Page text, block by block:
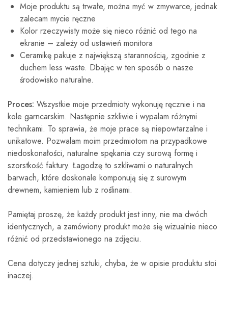
Moje produktu są trwałe, można myć w zmywarce, jednak
zalecam mycie ręczne
Kolor rzeczywisty może się nieco różnić od tego na
ekranie – zależy od ustawień monitora
Ceramikę pakuje z największą starannością, zgodnie z
duchem less waste. Dbając w ten sposób o nasze
środowisko naturalne.
Proces: Wszystkie moje przedmioty wykonuję ręcznie i na
kole garncarskim. Następnie szkliwie i wypalam różnymi
technikami. To sprawia, że moje prace są niepowtarzalne i
unikatowe. Pozwalam moim przedmiotom na przypadkowe
niedoskonałości, naturalne spękania czy surową formę i
szorstkość faktury. Łagodzę to szkliwami o naturalnych
barwach, które doskonale komponują się z surowym
drewnem, kamieniem lub z roślinami.
Pamiętaj proszę, że każdy produkt jest inny, nie ma dwóch
identycznych, a zamówiony produkt może się wizualnie nieco
różnić od przedstawionego na zdjęciu.
Cena dotyczy jednej sztuki, chyba, że w opisie produktu stoi
inaczej.